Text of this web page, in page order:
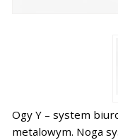
Ogy Y – system
metalowym. Noga